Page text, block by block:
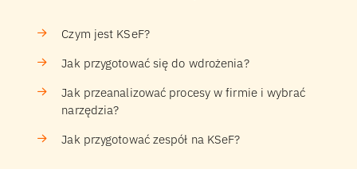
Czym jest KSeF?
Jak przygotować się do wdrożenia?
Jak przeanalizować procesy w firmie i wybrać
narzędzia?
Jak przygotować zespół na KSeF?